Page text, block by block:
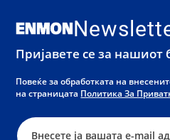
Пријавете се за нашиот
Повеќе за обработката на
на страницата Политика За